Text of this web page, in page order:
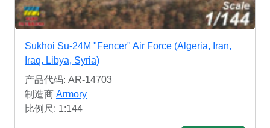
Sukhoi Su-24M "Fencer" Air Force (Algeria, Iran,
Iraq, Libya, Syria)
产品代码: AR-14703
制造商 Armory
比例尺: 1:144